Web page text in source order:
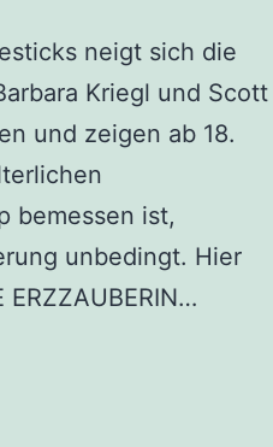
neigt sich die
Kriegl und Scott
und zeigen ab 18.
bemessen ist,
unbedingt. Hier